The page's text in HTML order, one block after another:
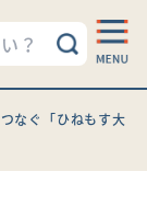
なぐ「ひねもす大